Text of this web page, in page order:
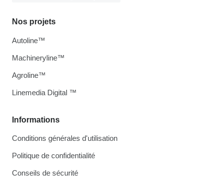
Informations
Conditions générales d'utilisation
Politique de confidentialité
Conseils de sécurité
Nos projets
Autoline™
Machineryline™
Agroline™
Linemedia Digital ™